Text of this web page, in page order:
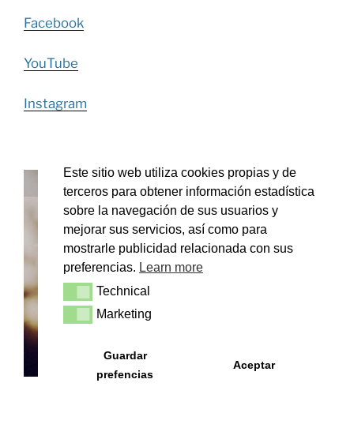
Facebook
YouTube
Instagram
22°
clear sky
°
Este sitio web utiliza cookies propias y de
terceros para obtener información estadística
sobre la navegación de sus usuarios y
mejorar sus servicios, así como para
mostrarle publicidad relacionada con sus
preferencias. Learn more
TechnicalTechnical
MarketingMarketing
Guardar
prefencias
Aceptar